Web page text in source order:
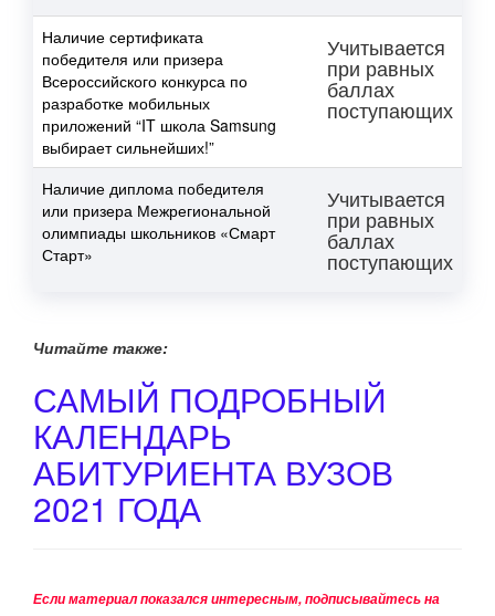
Наличие сертификата
победителя или призера
Всероссийского конкурса по
разработке мобильных
приложений “IT школа Samsung
выбирает сильнейших!”
Учитывается
при равных
баллах
поступающих
Наличие диплома победителя
или призера Межрегиональной
олимпиады школьников «Смарт
Старт»
Учитывается
при равных
баллах
поступающих
Читайте также:
САМЫЙ ПОДРОБНЫЙ
КАЛЕНДАРЬ
АБИТУРИЕНТА ВУЗОВ
2021 ГОДА
Если материал показался интересным, подписывайтесь на